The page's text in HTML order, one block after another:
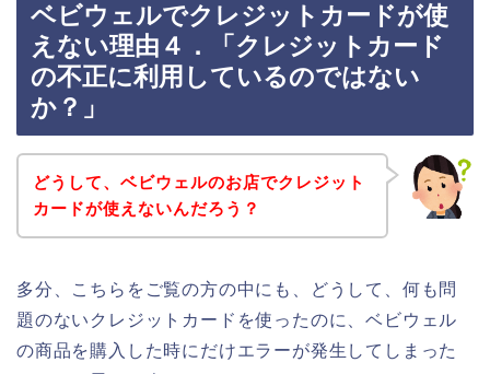
ベビウェルでクレジットカードが使
えない理由４．「クレジットカード
の不正に利用しているのではない
か？」
どうして、ベビウェルのお店でクレジット
カードが使えないんだろう？
多分、こちらをご覧の方の中にも、どうして、何も問
題のないクレジットカードを使ったのに、ベビウェル
の商品を購入した時にだけエラーが発生してしまった